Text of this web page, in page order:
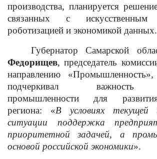
производства, планируется
связанных с искусственным
роботизацией и экономикой данных.
Губернатор Самарской
Федорищев, председатель
направлению «Промышленность»,
подчеркивал важность
промышленности для
региона: «В условиях текущей
ситуации поддержка
приоритетной задачей, а
основой российской экономики».